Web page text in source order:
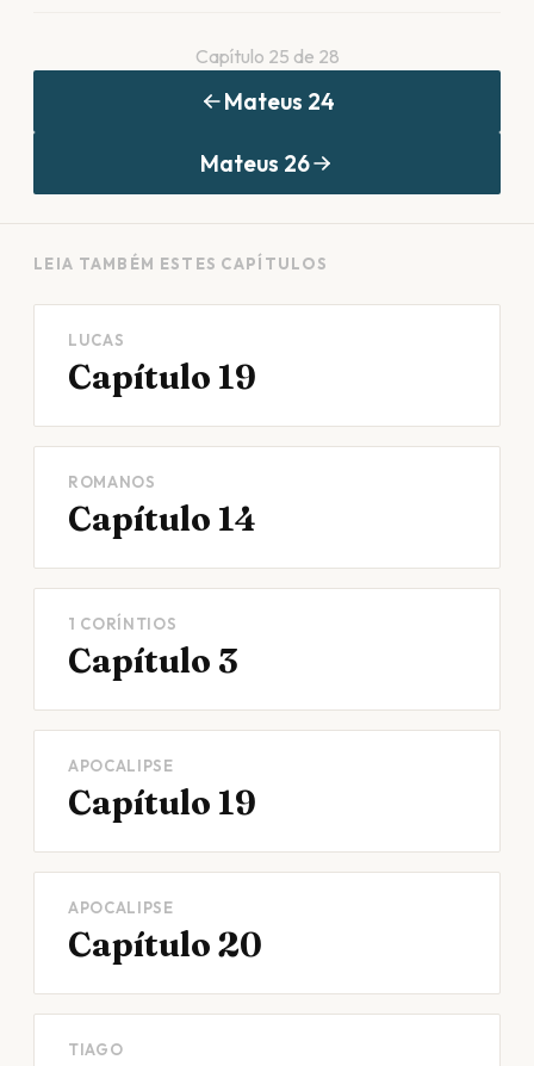
Capítulo 25 de 28
Mateus 24
Mateus 26
LEIA TAMBÉM ESTES CAPÍTULOS
LUCAS
Capítulo 19
ROMANOS
Capítulo 14
1 CORÍNTIOS
Capítulo 3
APOCALIPSE
Capítulo 19
APOCALIPSE
Capítulo 20
TIAGO